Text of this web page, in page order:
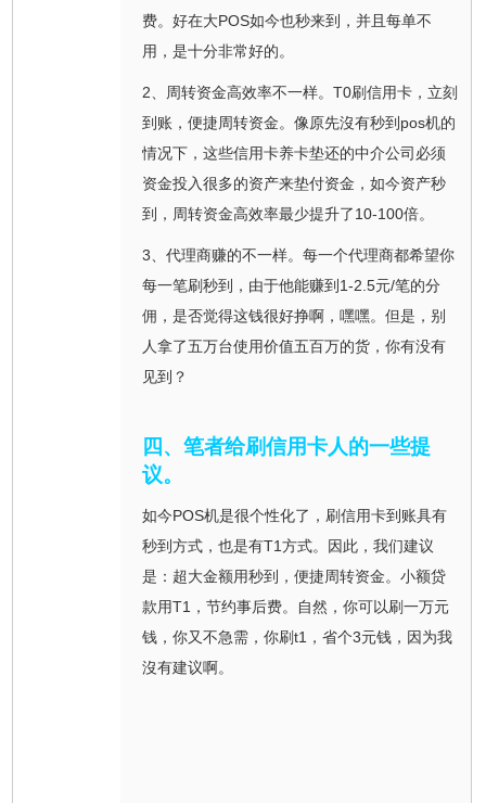
费。好在大POS如今也秒来到，并且每单不
用，是十分非常好的。
2、周转资金高效率不一样。T0刷信用卡，立刻
到账，便捷周转资金。像原先沒有秒到pos机的
情况下，这些信用卡养卡垫还的中介公司必须
资金投入很多的资产来垫付资金，如今资产秒
到，周转资金高效率最少提升了10-100倍。
3、代理商赚的不一样。每一个代理商都希望你
每一笔刷秒到，由于他能赚到1-2.5元/笔的分
佣，是否觉得这钱很好挣啊，嘿嘿。但是，别
人拿了五万台使用价值五百万的货，你有没有
见到？
四、笔者给刷信用卡人的一些提
议。
如今POS机是很个性化了，刷信用卡到账具有
秒到方式，也是有T1方式。因此，我们建议
是：超大金额用秒到，便捷周转资金。小额贷
款用T1，节约事后费。自然，你可以刷一万元
钱，你又不急需，你刷t1，省个3元钱，因为我
沒有建议啊。